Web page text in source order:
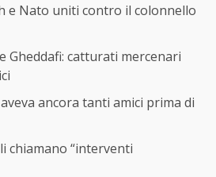
e Nato uniti contro il colonnello
Gheddafi: catturati mercenari
ancora tanti amici prima di
chiamano “interventi